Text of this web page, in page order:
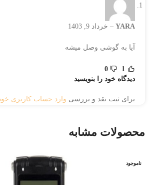
YARA
– خرداد 9, 1403
آیا به گوشی وصل میشه
1
0
دیدگاه خود را بنویسید
برای ثبت نقد و بررسی وارد حساب کاربری
محصولات مشابه
ناموجود